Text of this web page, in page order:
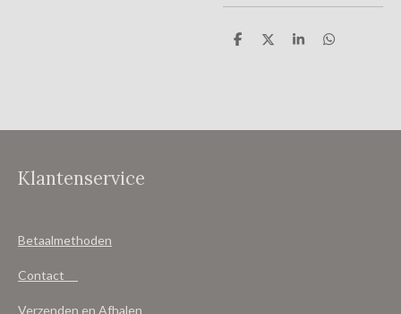
D
D
S
D
Klantenservice
Betaalmethoden
Contact
Verzenden en Afhalen